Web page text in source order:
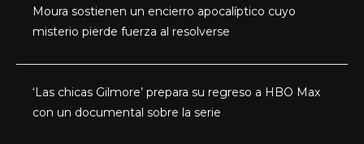
Moura sostienen un encierro apocalíptico cuyo
misterio pierde fuerza al resolverse
‘Las chicas Gilmore’ prepara su regreso a HBO Max
con un documental sobre la serie